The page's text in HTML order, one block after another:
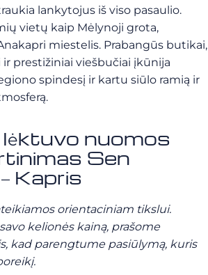
lankytojus iš viso pasaulio.
vietų kaip Mėlynoji grota,
miestelis. Prabangūs butikai,
prestižiniai viešbučiai įkūnija
spindesį ir kartu siūlo ramią ir
nuomos
Sen
Kapris
orientaciniam tikslui.
kelionės kainą, prašome
kad parengtume pasiūlymą, kuris